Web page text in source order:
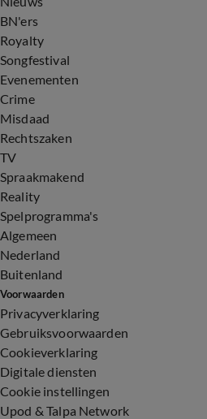
BN'ers
Royalty
Songfestival
Evenementen
Crime
Misdaad
Rechtszaken
TV
Spraakmakend
Reality
Spelprogramma's
Algemeen
Nederland
Buitenland
Voorwaarden
Privacyverklaring
Gebruiksvoorwaarden
Cookieverklaring
Digitale diensten
Cookie instellingen
Upod & Talpa Network